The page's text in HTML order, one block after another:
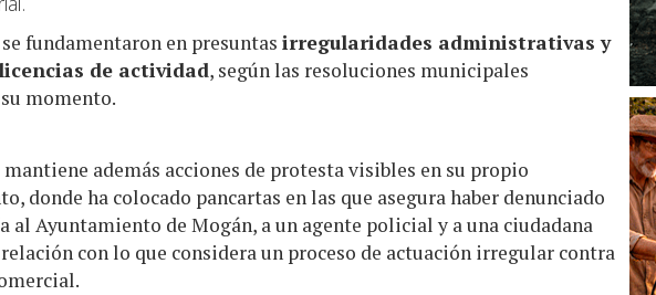
fundamentaron en presuntas irregularidades administrativas y
de actividad, según las resoluciones municipales
momento.
además acciones de protesta visibles en su propio
donde ha colocado pancartas en las que asegura haber denunciado
al Ayuntamiento de Mogán, a un agente policial y a una ciudadana
con lo que considera un proceso de actuación irregular contra